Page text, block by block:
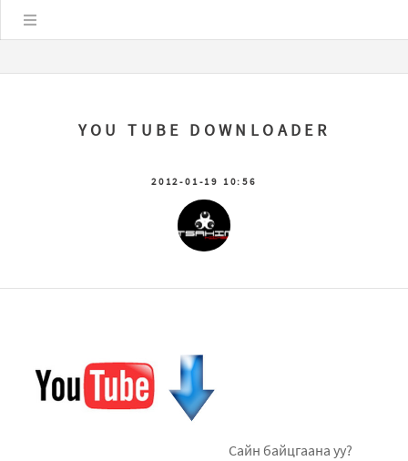
YOU TUBE DOWNLOADER
2012-01-19 10:56
Сайн байцгаана уу?